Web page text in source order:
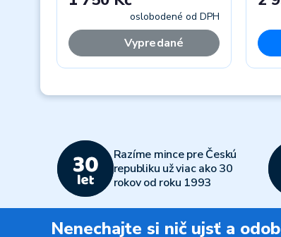
oslobodené od DPH
Vypredané
Razíme mince pre Českú
republiku už viac ako 30
rokov od roku 1993
Nenechajte si nič ujsť a